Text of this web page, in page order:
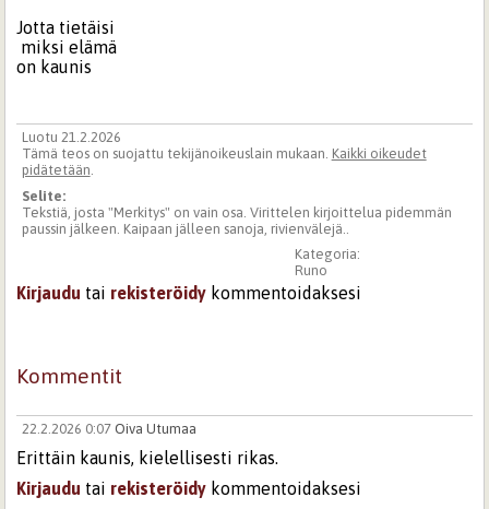
Jotta tietäisi
miksi elämä
on kaunis
Luotu 21.2.2026
Tämä teos on suojattu tekijänoikeuslain mukaan. Kaikki oikeudet
pidätetään.
Selite:
Tekstiä, josta "Merkitys" on vain osa. Virittelen kirjoittelua pidemmän
paussin jälkeen. Kaipaan jälleen sanoja, rivienvälejä..
Kategoria:
Runo
Kirjaudu tai rekisteröidy kommentoidaksesi
Kommentit
22.2.2026 0:07 Oiva Utumaa
Erittäin kaunis, kielellisesti rikas.
Kirjaudu tai rekisteröidy kommentoidaksesi